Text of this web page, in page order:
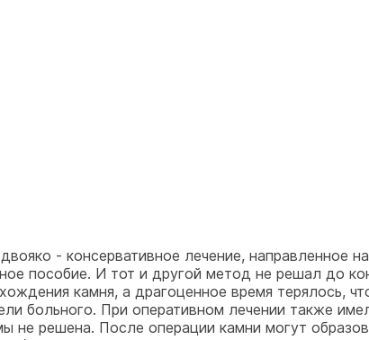
- консервативное лечение, направленное
пособие. И тот и другой метод не решал до
камня, а драгоценное время терялось,
больного. При оперативном лечении также
решена. После операции камни могут